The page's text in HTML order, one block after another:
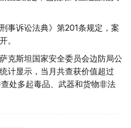
事诉讼法典》第201条规定，案
。
克斯坦国家安全委员会边防局公
计显示，当月共查获价值超过
处多起毒品、武器和货物非法